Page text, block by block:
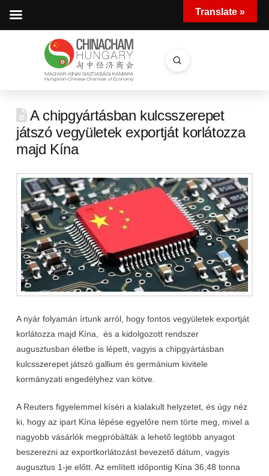
Search
Submit
A chipgyártásban kulcsszerepet
játszó vegyületek exportját korlátozza
majd Kína
A nyár folyamán írtunk arról, hogy fontos vegyületek exportját
korlátozza majd Kína, és a kidolgozott rendszer
augusztusban életbe is lépett, vagyis a chipgyártásban
kulcsszerepet játszó gallium és germánium kivitele
kormányzati engedélyhez van kötve.
A Reuters figyelemmel kíséri a kialakult helyzetet, és úgy néz
ki, hogy az ipart Kína lépése egyelőre nem törte meg, mivel a
nagyobb vásárlók megpróbálták a lehető legtöbb anyagot
beszerezni az exportkorlátozást bevezető dátum, vagyis
augusztus 1-je előtt. Az említett időpontig Kína 36,48 tonna
Translate »